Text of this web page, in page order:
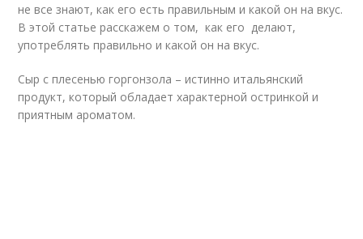
не все знают, как его есть правильным и какой он на вкус.
В этой статье расскажем о том, как его делают,
употреблять правильно и какой он на вкус.
Сыр с плесенью горгонзола – истинно итальянский
продукт, который обладает характерной остринкой и
приятным ароматом.